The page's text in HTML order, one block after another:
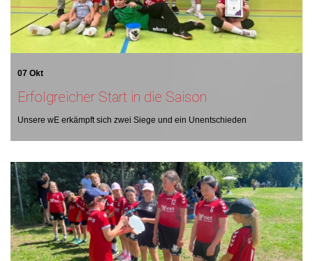
07 Okt
Erfolgreicher Start in die Saison
Unsere wE erkämpft sich zwei Siege und ein Unentschieden